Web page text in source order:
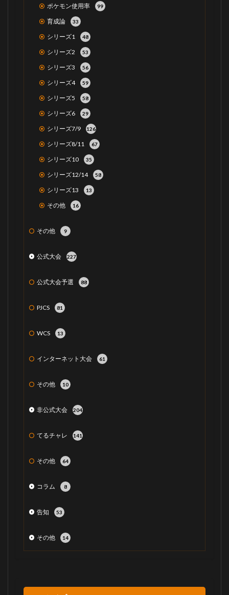
ポケモン使用率 99
育成論 33
シリーズ1 48
シリーズ2 53
シリーズ3 56
シリーズ4 59
シリーズ5 58
シリーズ6 29
シリーズ7/9 126
シリーズ8/11 67
シリーズ10 35
シリーズ12/14 58
シリーズ13 13
その他 16
その他 9
公式大会 227
公式大会予選 88
PJCS 81
WCS 13
インターネット大会 61
その他 10
非公式大会 204
てるチャレ 141
その他 64
コラム 8
告知 53
その他 14